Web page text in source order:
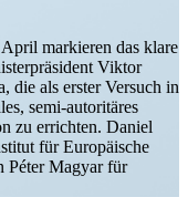
markieren das klare
Viktor
die als erster Versuch in
semi-autori­­täres
zu errichten. Daniel
für Europäische
Péter Magyar für